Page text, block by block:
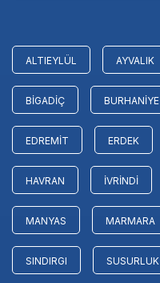
ALTIEYLÜL AYVALIK
BIGADIÇ BURHANIYE
EDREMIT ERDEK
HAVRAN İVRINDI
MANYAS MARMARA
SINDIRGI SUSURLUK